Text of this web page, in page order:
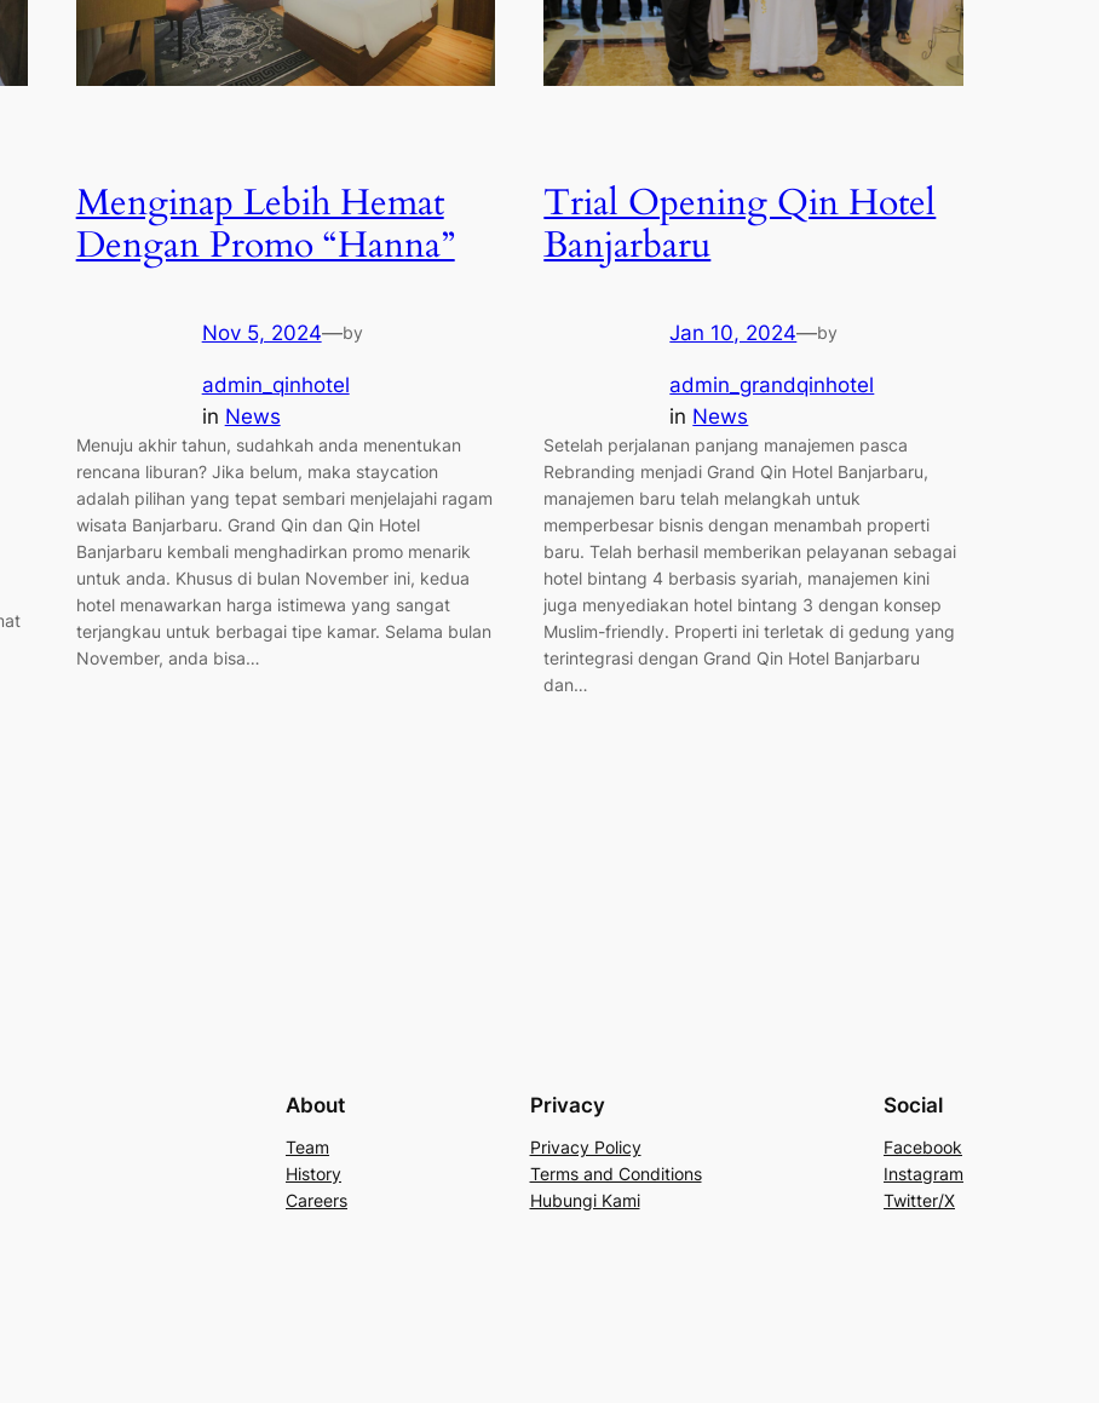
Menginap Lebih Hemat
Dengan Promo “Hanna”
Nov 5, 2024—by
admin_qinhotel
in News
Menuju akhir tahun, sudahkah anda menentukan
rencana liburan? Jika belum, maka staycation
adalah pilihan yang tepat sembari menjelajahi ragam
wisata Banjarbaru. Grand Qin dan Qin Hotel
Banjarbaru kembali menghadirkan promo menarik
untuk anda. Khusus di bulan November ini, kedua
hotel menawarkan harga istimewa yang sangat
terjangkau untuk berbagai tipe kamar. Selama bulan
November, anda bisa…
Trial Opening Qin Hotel
Banjarbaru
Jan 10, 2024—by
admin_grandqinhotel
in News
Setelah perjalanan panjang manajemen pasca
Rebranding menjadi Grand Qin Hotel Banjarbaru,
manajemen baru telah melangkah untuk
memperbesar bisnis dengan menambah properti
baru. Telah berhasil memberikan pelayanan sebagai
hotel bintang 4 berbasis syariah, manajemen kini
juga menyediakan hotel bintang 3 dengan konsep
Muslim-friendly. Properti ini terletak di gedung yang
terintegrasi dengan Grand Qin Hotel Banjarbaru
dan…
About
Team
History
Careers
Privacy
Privacy Policy
Terms and Conditions
Hubungi Kami
Social
Facebook
Instagram
Twitter/X